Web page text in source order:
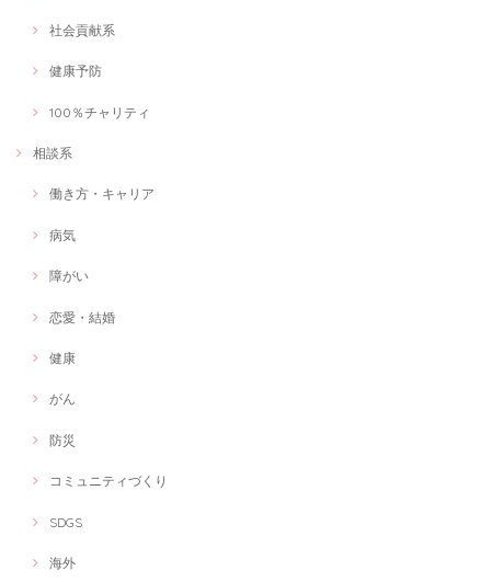
ョンを受けました。 とても分かりやすい内容でした。 30分のセッショ
しました！ また、私の課題や、自宅でのトレーニング方法も分かりやす
く伝えていただきとても満足です。 教えていただいたトレーニングをし
て、自信を持って発言できるようになりました！ ステキなセッションあ
今回は、産後女性にオススメの献立相談を受けました。 私が男性で育休
座を申し込みました！ 細かいヒアリングから的確なアドバイスがいただ
提案から食に関する素朴な疑問にも丁寧にお答えいただけました！ この
ら妻や子供に食を通してしっかりケアが出来ることが嬉しくてたまりま
せん！ ありがとうございました😊
オンラインショップ制作します！
メイドを販売するためにじぶんはけんさんのご紹介でインターネットシ
社会貢献系
健康予防
100％チャリティ
相談系
働き方・キャリア
病気
障がい
恋愛・結婚
健康
がん
防災
コミュニティづくり
SDGS
海外